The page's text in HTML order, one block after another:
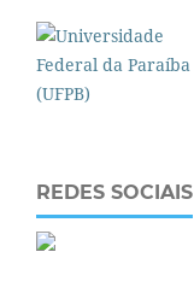
REDES SOCIAIS